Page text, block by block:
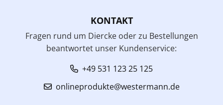
KONTAKT
Fragen rund um Diercke oder zu Bestellungen
beantwortet unser Kundenservice:
+49 531 123 25 125
onlineprodukte@westermann.de